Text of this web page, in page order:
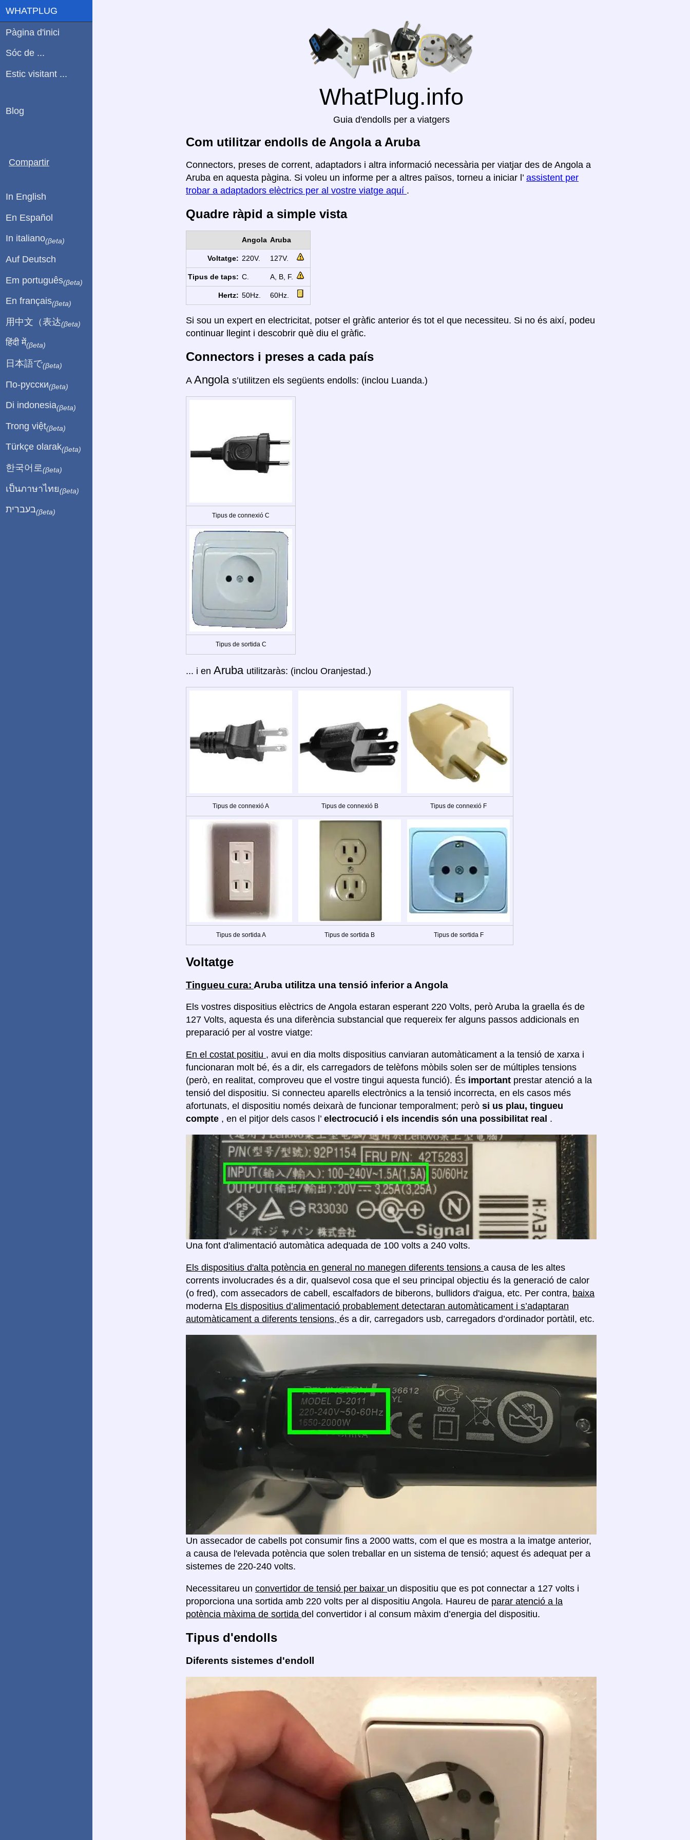
WhatPlug.info
Guia d'endolls per a viatgers
Com utilitzar endolls de Angola a Aruba
Connectors, preses de corrent, adaptadors i altra informació necessària per viatjar des de Angola a
Aruba en aquesta pàgina. Si voleu un informe per a altres països, torneu a iniciar l’ assistent per
trobar a adaptadors elèctrics per al vostre viatge aquí .
Quadre ràpid a simple vista
Angola Aruba
Voltatge: 220V. 127V.
Tipus de taps: C. A, B, F.
Hertz: 50Hz. 60Hz.
Si sou un expert en electricitat, potser el gràfic anterior és tot el que necessiteu. Si no és així, podeu
continuar llegint i descobrir què diu el gràfic.
Connectors i preses a cada país
A Angola s’utilitzen els següents endolls: (inclou Luanda.)
Tipus de connexió C
Tipus de sortida C
... i en Aruba utilitzaràs: (inclou Oranjestad.)
Tipus de connexió A Tipus de connexió B Tipus de connexió F
Tipus de sortida A Tipus de sortida B Tipus de sortida F
Voltatge
Tingueu cura: Aruba utilitza una tensió inferior a Angola
Els vostres dispositius elèctrics de Angola estaran esperant 220 Volts, però Aruba la graella és de
127 Volts, aquesta és una diferència substancial que requereix fer alguns passos addicionals en
preparació per al vostre viatge:
En el costat positiu , avui en dia molts dispositius canviaran automàticament a la tensió de xarxa i
funcionaran molt bé, és a dir, els carregadors de telèfons mòbils solen ser de múltiples tensions
(però, en realitat, comproveu que el vostre tingui aquesta funció). És important prestar atenció a la
tensió del dispositiu. Si connecteu aparells electrònics a la tensió incorrecta, en els casos més
afortunats, el dispositiu només deixarà de funcionar temporalment; però si us plau, tingueu
compte , en el pitjor dels casos l’ electrocució i els incendis són una possibilitat real .
Una font d'alimentació automàtica adequada de 100 volts a 240 volts.
Els dispositius d'alta potència en general no manegen diferents tensions a causa de les altes
corrents involucrades és a dir, qualsevol cosa que el seu principal objectiu és la generació de calor
(o fred), com assecadors de cabell, escalfadors de biberons, bullidors d'aigua, etc. Per contra, baixa
moderna Els dispositius d’alimentació probablement detectaran automàticament i s’adaptaran
automàticament a diferents tensions, és a dir, carregadors usb, carregadors d’ordinador portàtil, etc.
Un assecador de cabells pot consumir fins a 2000 watts, com el que es mostra a la imatge anterior,
a causa de l'elevada potència que solen treballar en un sistema de tensió; aquest és adequat per a
sistemes de 220-240 volts.
Necessitareu un convertidor de tensió per baixar un dispositiu que es pot connectar a 127 volts i
proporciona una sortida amb 220 volts per al dispositiu Angola. Haureu de parar atenció a la
potència màxima de sortida del convertidor i al consum màxim d’energia del dispositiu.
Tipus d'endolls
Diferents sistemes d'endoll
WHATPLUG
Pàgina d'inici
Sóc de ...
Estic visitant ...
Blog
Compartir
In English
En Español
In italiano(βeta)
Auf Deutsch
Em português(βeta)
En français(βeta)
用中文（表达(βeta)
हिंदी में(βeta)
日本語で(βeta)
По-русски(βeta)
Di indonesia(βeta)
Trong việt(βeta)
Türkçe olarak(βeta)
한국어로 (βeta)
เป็นภาษาไทย(βeta)
בעברית(βeta)